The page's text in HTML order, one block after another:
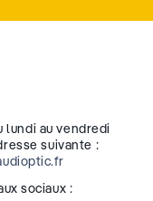
lundi au vendredi
suivante :
sociaux :